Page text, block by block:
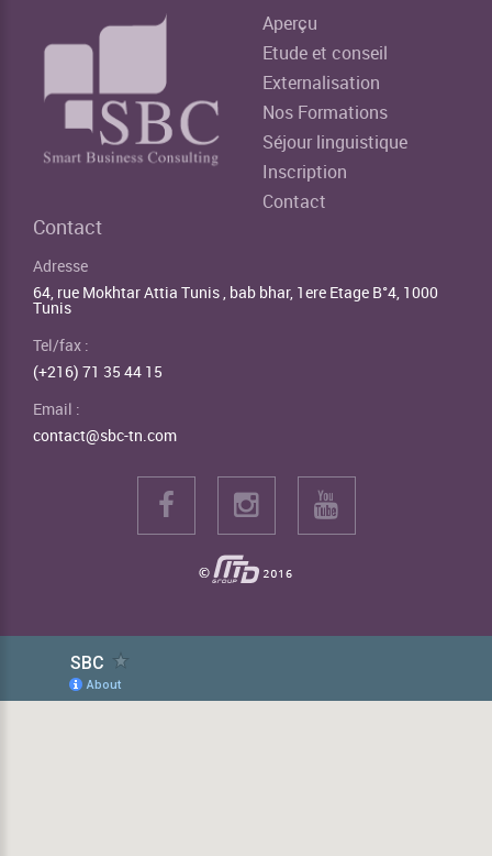
Aperçu
Etude et conseil
Externalisation
Nos Formations
Séjour linguistique
Inscription
Contact
Contact
Adresse
64, rue Mokhtar Attia Tunis , bab bhar, 1ere Etage B°4, 1000
Tunis
Tel/fax :
(+216) 71 35 44 15
Email :
contact@sbc-tn.com